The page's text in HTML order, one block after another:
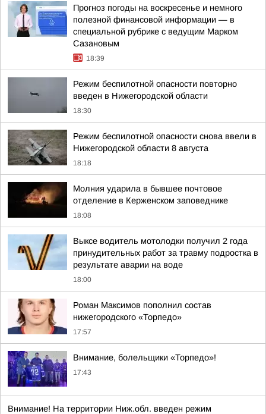
Прогноз погоды на воскресенье и немного
полезной финансовой информации — в
специальной рубрике с ведущим Марком
Сазановым
18:39
Режим беспилотной опасности повторно
введен в Нижегородской области
18:30
Режим беспилотной опасности снова ввели в
Нижегородской области 8 августа
18:18
Молния ударила в бывшее почтовое
отделение в Керженском заповеднике
18:08
Выксе водитель мотолодки получил 2 года
принудительных работ за травму подростка в
результате аварии на воде
18:00
Роман Максимов пополнил состав
нижегородского «Торпедо»
17:57
Внимание, болельщики «Торпедо»!
17:43
Внимание! На территории Ниж.обл. введен режим